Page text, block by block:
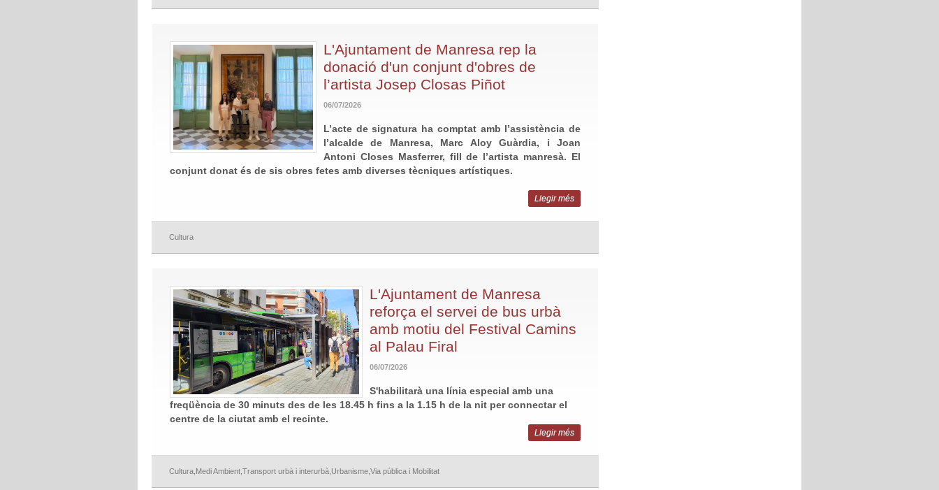
L'Ajuntament de Manresa rep la
donació d'un conjunt d'obres de
l’artista Josep Closas Piñot
06/07/2026
L’acte de signatura ha comptat amb l’assistència de
l’alcalde de Manresa, Marc Aloy Guàrdia, i Joan
Antoni Closes Masferrer, fill de l’artista manresà. El
conjunt donat és de sis obres fetes amb diverses tècniques artístiques.
Llegir més
Cultura
L'Ajuntament de Manresa
reforça el servei de bus urbà
amb motiu del Festival Camins
al Palau Firal
06/07/2026
S'habilitarà una línia especial amb una
freqüència de 30 minuts des de les 18.45 h fins a la 1.15 h de la nit per connectar el
centre de la ciutat amb el recinte.
Llegir més
Cultura Medi Ambient Transport urbà i interurbà Urbanisme Via pública i Mobilitat